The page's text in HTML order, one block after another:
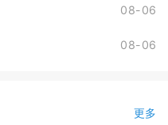
08-06
08-06
更多